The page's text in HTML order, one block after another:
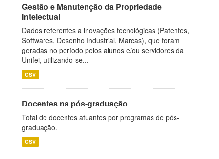
Gestão e Manutenção da Propriedade
Intelectual
Dados referentes a inovações tecnológicas (Patentes,
Softwares, Desenho Industrial, Marcas), que foram
geradas no período pelos alunos e/ou servidores da
Unifei, utilizando-se...
CSV
Docentes na pós-graduação
Total de docentes atuantes por programas de pós-
graduação.
CSV